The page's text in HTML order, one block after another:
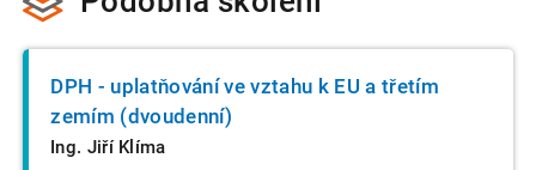
DPH - uplatňování ve vztahu k EU a třetím
zemím (dvoudenní)
Ing. Jiří Klíma